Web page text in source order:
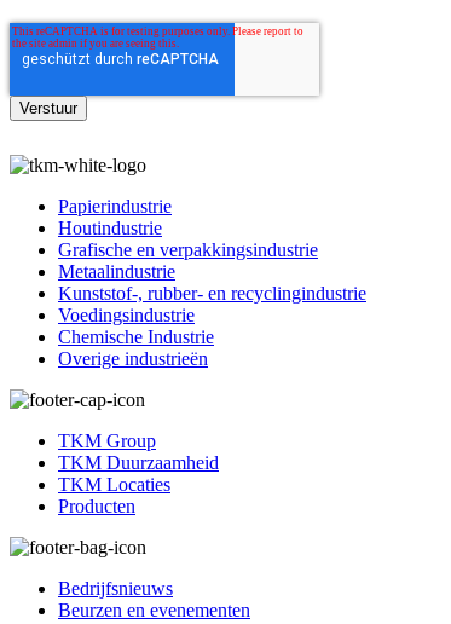
Papierindustrie
Houtindustrie
Grafische en verpakkingsindustrie
Metaalindustrie
Kunststof-, rubber- en recyclingindustrie
Voedingsindustrie
Chemische Industrie
Overige industrieën
TKM Group
TKM Duurzaamheid
TKM Locaties
Producten
Bedrijfsnieuws
Beurzen en evenementen